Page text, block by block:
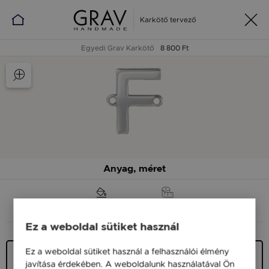
Karkötő tervező
Egyedi Grav Karkötő 8 800 Ft
Anyag, méret
Ezüst 925
8 800 Ft
Ez a weboldal sütiket használ
Ez a weboldal sütiket használ a felhasználói élmény
javítása érdekében. A weboldalunk használatával Ön